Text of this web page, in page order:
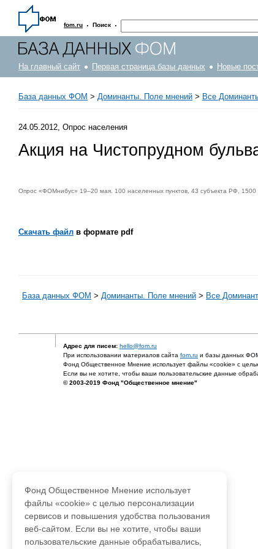
fom.ru · Поиск ·
На главный сайт Первая страница базы данных Новые
База данных ФОМ > Доминанты. Поле мнений > Все
24.05.2012, Опрос населения
Акция на Чистопрудном
Опрос «ФОМнибус» 19–20 мая. 100 населенных пунктов, 43 субъекта РФ, 1500
Скачать файл в формате pdf
База данных ФОМ > Доминанты. Поле мнений > Все
Адрес для писем: hello@fom.ru
При использовании материалов сайта fom.ru и базы данных
Фонд Общественное Мнение использует файлы «cookie» с
Если вы не хотите, чтобы ваши пользовательские данные
© 2003-2019 Фонд "Общественное мнение"
Фонд Общественное Мнение использует
файлы «cookie» с целью персонализации
сервисов и повышения удобства пользования
веб-сайтом. Если вы не хотите, чтобы ваши
пользовательские данные обрабатывались,